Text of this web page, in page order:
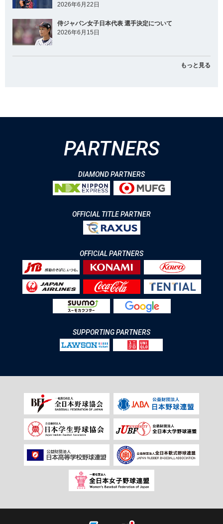
2026年6月22日
侍ジャパン女子日本代表 選手決定について
2026年6月15日
もっと見る
PARTNERS
DIAMOND PARTNERS
OFFICIAL TITLE PARTNER
OFFICIAL PARTNERS
SUPPORTING PARTNERS